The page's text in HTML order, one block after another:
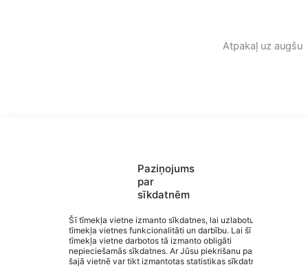
Paziņojums
par
sīkdatnēm
Šī tīmekļa vietne izmanto sīkdatnes, lai uzlabotu
tīmekļa vietnes funkcionalitāti un darbību. Lai šī
tīmekļa vietne darbotos tā izmanto obligāti
nepieciešamās sīkdatnes. Ar Jūsu piekrišanu papildus
šajā vietnē var tikt izmantotas statistikas sīkdatnes.
Atpakaļ uz augšu
Izvēlne
Ātrās saites
Sociālie tīkli